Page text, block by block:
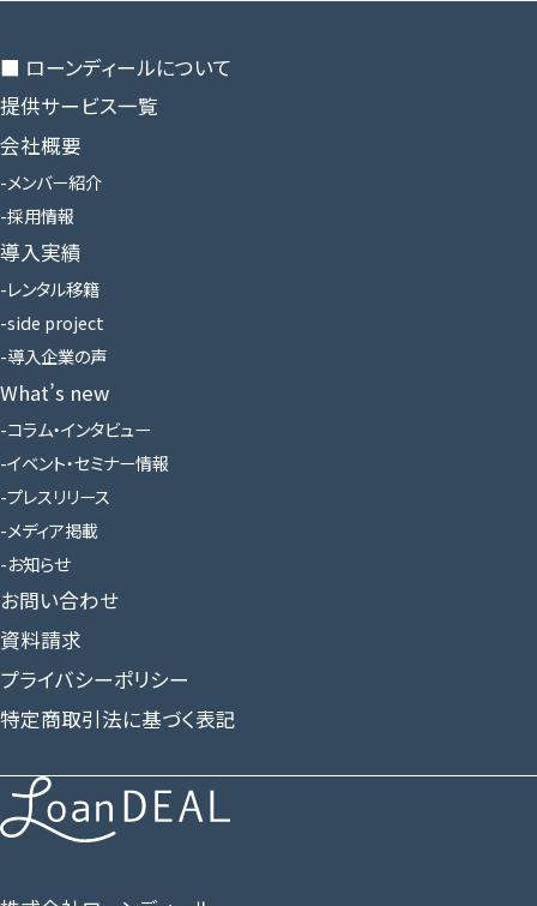
■ ローンディールに​ついて
提供サービス一覧
会社概要
メンバー紹介
採用情報
導入実績
レンタル移籍
side project
導入企業の声
What’s new
コラム・インタビュー
イベント・セミナー情報
プレスリリース
メディア掲載
お知らせ
お問い合わせ
資料請求
プライバシーポリシー
特定商取引法に基づく表記